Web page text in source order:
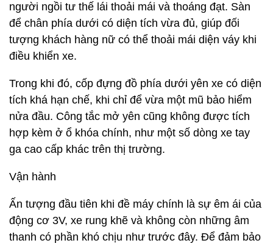
người ngồi tư thế lái thoải mái và thoáng đạt. Sàn
để chân phía dưới có diện tích vừa đủ, giúp đối
tượng khách hàng nữ có thể thoải mái diện váy khi
điều khiển xe.
Trong khi đó, cốp đựng đồ phía dưới yên xe có diện
tích khá hạn chế, khi chỉ để vừa một mũ bảo hiểm
nửa đầu. Công tắc mở yên cũng không được tích
hợp kèm ở ổ khóa chính, như một số dòng xe tay
ga cao cấp khác trên thị trường.
Vận hành
Ấn tượng đầu tiên khi đề máy chính là sự êm ái của
động cơ 3V, xe rung khẽ và không còn những âm
thanh có phần khó chịu như trước đây. Để đảm bảo